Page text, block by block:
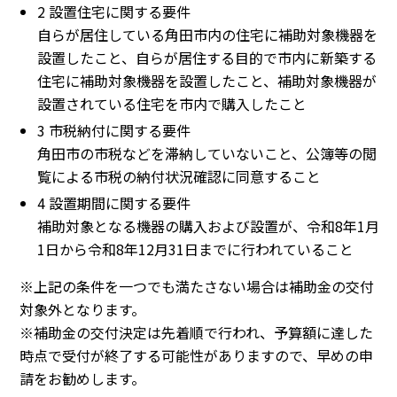
2 設置住宅に関する要件
自らが居住している角田市内の住宅に補助対象機器を
設置したこと、自らが居住する目的で市内に新築する
住宅に補助対象機器を設置したこと、補助対象機器が
設置されている住宅を市内で購入したこと
3 市税納付に関する要件
角田市の市税などを滞納していないこと、公簿等の閲
覧による市税の納付状況確認に同意すること
4 設置期間に関する要件
補助対象となる機器の購入および設置が、令和8年1月
1日から令和8年12月31日までに行われていること
※上記の条件を一つでも満たさない場合は補助金の交付
対象外となります。
※補助金の交付決定は先着順で行われ、予算額に達した
時点で受付が終了する可能性がありますので、早めの申
請をお勧めします。